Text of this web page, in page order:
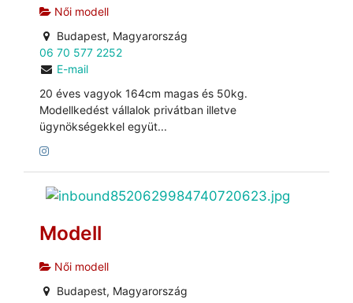
Női modell
Budapest, Magyarország
06 70 577 2252
E-mail
20 éves vagyok 164cm magas és 50kg.
Modellkedést vállalok privátban illetve
ügynökségekkel együt...
Modell
Női modell
Budapest, Magyarország